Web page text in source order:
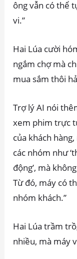
ông vẫn có thể
vi.”
Hai Lúa cười
ngắm chợ mà
mua sắm thôi
Trợ lý AI nói
xem phim trực
của khách
các nhóm như
động’, mà
Từ đó, máy có
nhóm khách.”
Hai Lúa trầm
nhiều, mà máy